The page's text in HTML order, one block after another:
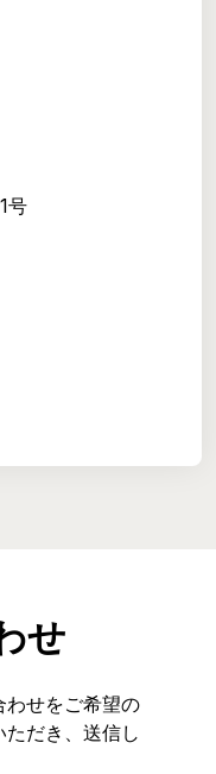
号
せ
わせをご希望の
だき、送信し